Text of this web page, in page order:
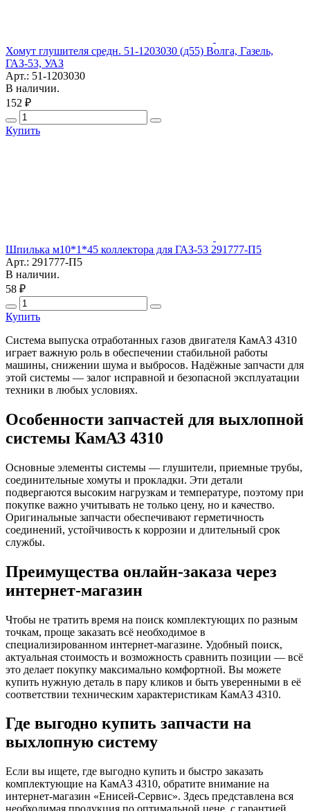
Хомут глушителя средн. 51-1203030 (д55) Волга, Газель,
ГАЗ-53, УАЗ
Арт.: 51-1203030
В наличии.
152 ₽
Купить
Шпилька м10*1*45 коллектора для ГАЗ-53 291777-П5
Арт.: 291777-П5
В наличии.
58 ₽
Купить
Система выпуска отработанных газов двигателя КамАЗ 4310
играет важную роль в обеспечении стабильной работы
машины, снижении шума и выбросов. Надёжные запчасти для
этой системы — залог исправной и безопасной эксплуатации
техники в любых условиях.
Особенности запчастей для выхлопной
системы КамАЗ 4310
Основные элементы системы — глушители, приемные трубы,
соединительные хомуты и прокладки. Эти детали
подвергаются высоким нагрузкам и температуре, поэтому при
покупке важно учитывать не только цену, но и качество.
Оригинальные запчасти обеспечивают герметичность
соединений, устойчивость к коррозии и длительный срок
службы.
Преимущества онлайн-заказа через
интернет-магазин
Чтобы не тратить время на поиск комплектующих по разным
точкам, проще заказать всё необходимое в
специализированном интернет-магазине. Удобный поиск,
актуальная стоимость и возможность сравнить позиции — всё
это делает покупку максимально комфортной. Вы можете
купить нужную деталь в пару кликов и быть уверенными в её
соответствии техническим характеристикам КамАЗ 4310.
Где выгодно купить запчасти на
выхлопную систему
Если вы ищете, где выгодно купить и быстро заказать
комплектующие на КамАЗ 4310, обратите внимание на
интернет-магазин «Енисей-Сервис». Здесь представлена вся